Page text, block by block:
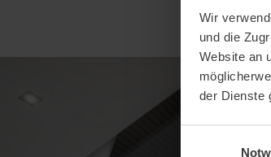
Wir
und die
Website an
der Dienste